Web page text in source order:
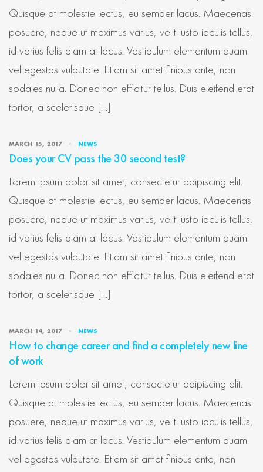
Quisque at molestie lectus, eu semper lacus. Maecenas
posuere, neque ut maximus varius, velit justo iaculis tellus,
id varius felis diam at lacus. Vestibulum elementum quam
vel egestas vulputate. Etiam sit amet finibus ante, non
sodales nulla. Donec non efficitur tellus. Duis eleifend erat
tortor, a scelerisque […]
MARCH 15, 2017 NEWS
Does your CV pass the 30 second test?
Lorem ipsum dolor sit amet, consectetur adipiscing elit.
Quisque at molestie lectus, eu semper lacus. Maecenas
posuere, neque ut maximus varius, velit justo iaculis tellus,
id varius felis diam at lacus. Vestibulum elementum quam
vel egestas vulputate. Etiam sit amet finibus ante, non
sodales nulla. Donec non efficitur tellus. Duis eleifend erat
tortor, a scelerisque […]
MARCH 14, 2017 NEWS
How to change career and find a completely new line
of work
Lorem ipsum dolor sit amet, consectetur adipiscing elit.
Quisque at molestie lectus, eu semper lacus. Maecenas
posuere, neque ut maximus varius, velit justo iaculis tellus,
id varius felis diam at lacus. Vestibulum elementum quam
vel egestas vulputate. Etiam sit amet finibus ante, non